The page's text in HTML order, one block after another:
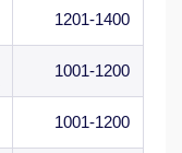
1201-1400
1001-1200
1001-1200